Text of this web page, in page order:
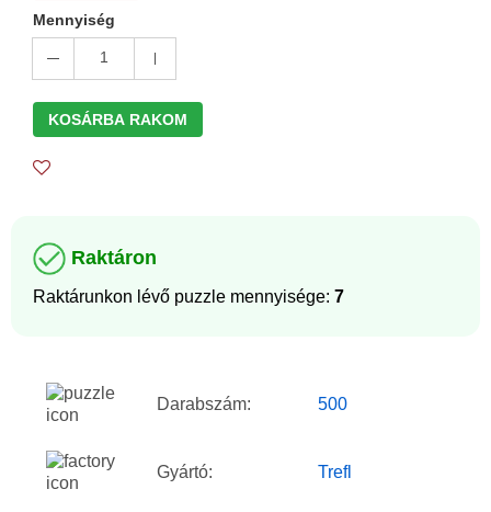
Mennyiség
1
KOSÁRBA RAKOM
Raktáron
Raktárunkon lévő puzzle mennyisége: 7
Darabszám: 500
Gyártó: Trefl